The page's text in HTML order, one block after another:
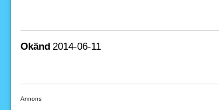
Okänd 2014-06-11
Annons